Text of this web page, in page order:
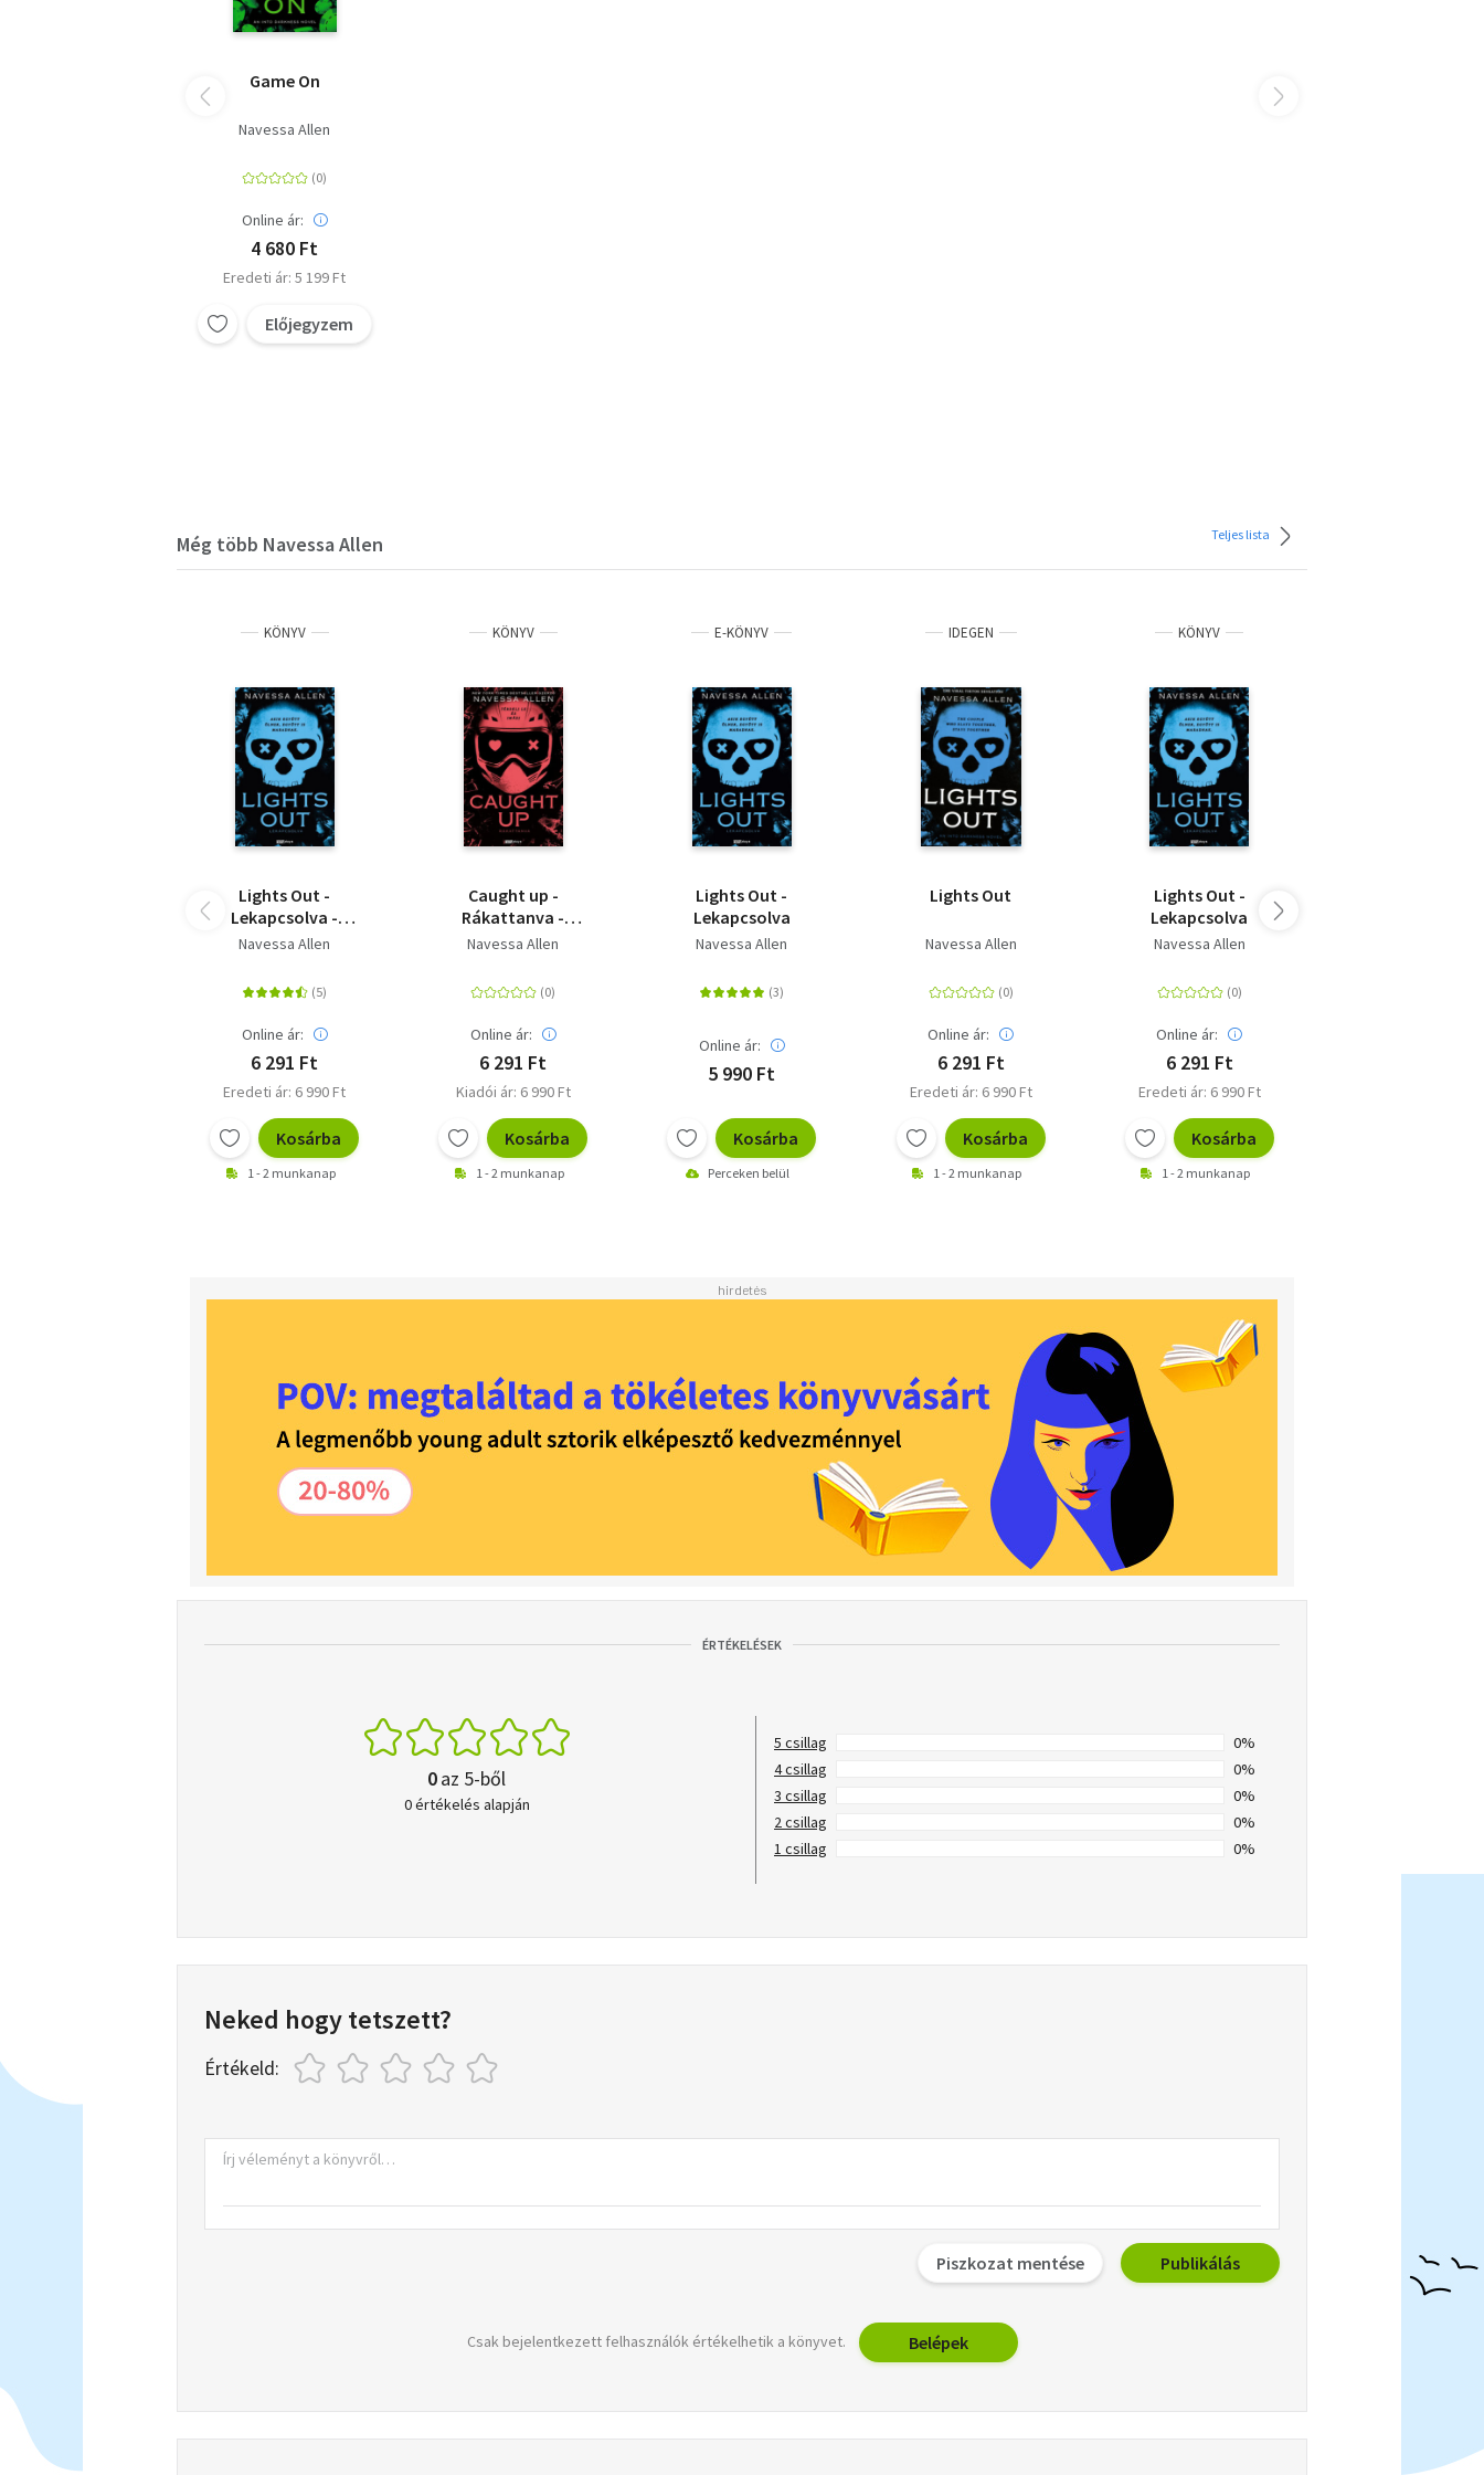
Game On
Navessa Allen
Online ár:
4 680 Ft
Eredeti ár: 5 199 Ft
Előjegyzem
Még több Navessa Allen Teljes lista
KÖNYV
Lights Out -
Lekapcsolva -
(Különleges kiadás)
Navessa Allen
Online ár:
6 291 Ft
Eredeti ár: 6 990 Ft
Kosárba
1 - 2 munkanap
KÖNYV
Caught up -
Rákattanva -
(Különleges kiadás)
Navessa Allen
Online ár:
6 291 Ft
Kiadói ár: 6 990 Ft
Kosárba
1 - 2 munkanap
E-KÖNYV
Lights Out -
Lekapcsolva
Navessa Allen
Online ár:
5 990 Ft
Kosárba
Perceken belül
IDEGEN
Lights Out
Navessa Allen
Online ár:
6 291 Ft
Eredeti ár: 6 990 Ft
Kosárba
1 - 2 munkanap
KÖNYV
Lights Out -
Lekapcsolva
Navessa Allen
Online ár:
6 291 Ft
Eredeti ár: 6 990 Ft
Kosárba
1 - 2 munkanap
ÉRTÉKELÉSEK
0az 5-ből
0 értékelés alapján
5 csillag
0%
4 csillag
0%
3 csillag
0%
2 csillag
0%
1 csillag
0%
Neked hogy tetszett?
Értékeld:
Piszkozat mentése Publikálás
Csak bejelentkezett felhasználók értékelhetik a könyvet. Belépek